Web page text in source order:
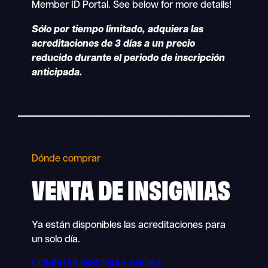
Member ID Portal. See below for more details!
Sólo por tiempo limitado, adquiera las
acreditaciones de 3 días a un precio
reducido durante el periodo de inscripción
anticipada.
Dónde comprar
VENTA DE INSIGNIAS
Ya están disponibles las acreditaciones para
un solo día.
COMPRAR INSIGNIAS AHORA